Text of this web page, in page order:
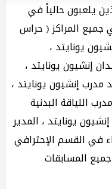
يلعبون حالياً في
جميع المراكز ( حراس
يونايتد ،
إنشيون يونايتد ،
إنشيون يونايتد ،
اللياقة البدنية
يونايتد ، المدير
في القسم الإحترافي
جميع المسابقات